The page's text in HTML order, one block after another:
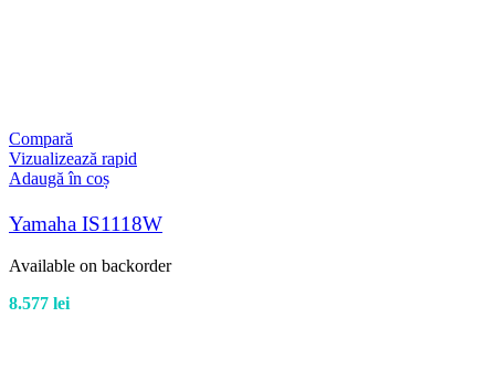
Compară
Vizualizează rapid
Adaugă în coș
Yamaha IS1118W
Available on backorder
8.577 lei